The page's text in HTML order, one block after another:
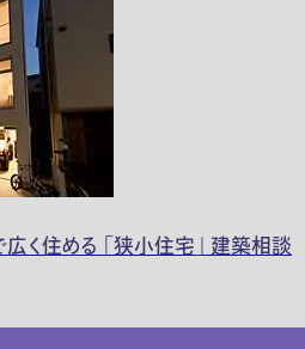
く住める 「狭小住宅」 建築相談